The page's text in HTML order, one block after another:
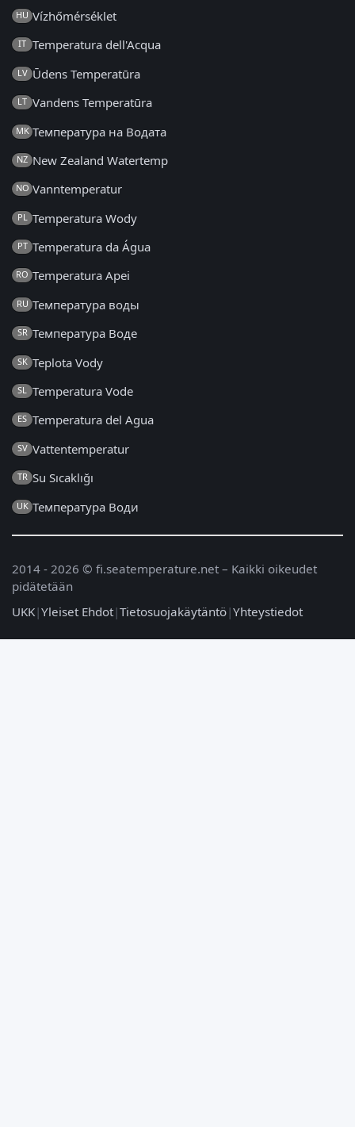
HU Vízhőmérséklet
IT Temperatura dell'Acqua
LV Ūdens Temperatūra
LT Vandens Temperatūra
MK Температура на Водата
NZ New Zealand Watertemp
NO Vanntemperatur
PL Temperatura Wody
PT Temperatura da Água
RO Temperatura Apei
RU Температура воды
SR Температура Воде
SK Teplota Vody
SL Temperatura Vode
ES Temperatura del Agua
SV Vattentemperatur
TR Su Sıcaklığı
UK Температура Води
2014 - 2026 © fi.seatemperature.net – Kaikki oikeudet
pidätetään
UKK|Yleiset Ehdot|Tietosuojakäytäntö|Yhteystiedot